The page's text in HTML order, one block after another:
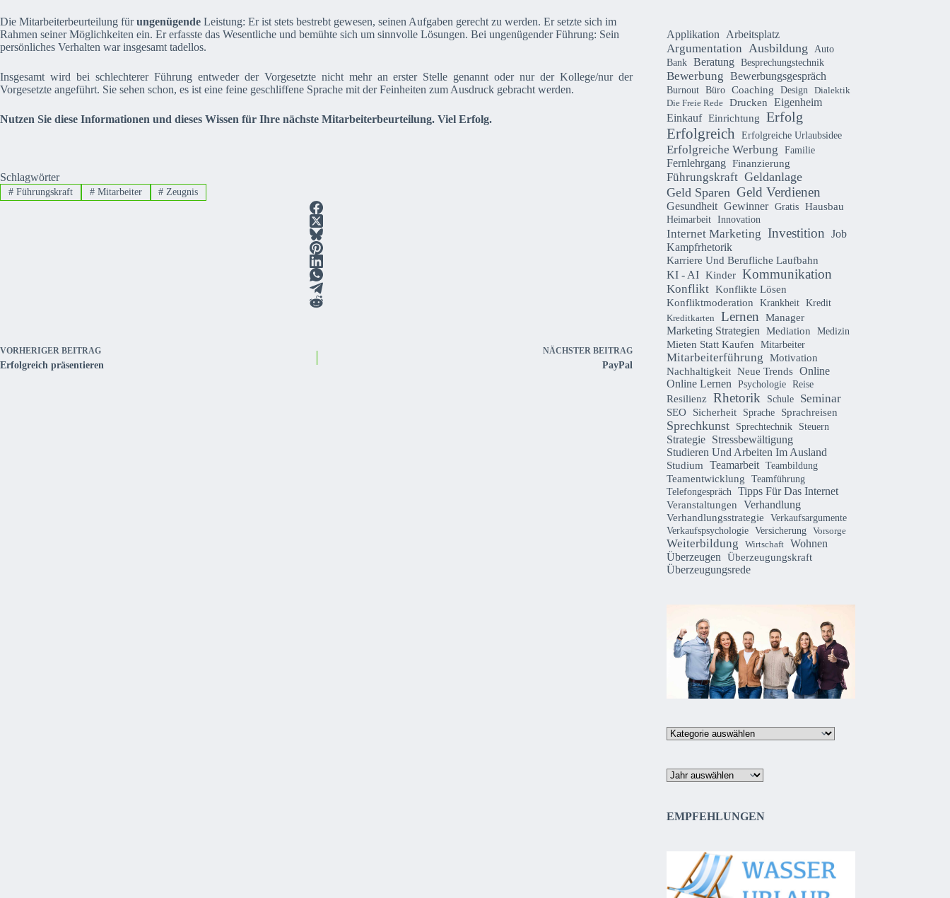
Die Mitarbeiterbeurteilung fürungenügende Leistung: Er ist stets bestrebt gewesen, seinen Aufgaben gerecht zu werden. Er setzte sich im
Rahmen seiner Möglichkeiten ein. Er erfasste das Wesentliche und bemühte sich um sinnvolle Lösungen. Bei ungenügender Führung: Sein
persönliches Verhalten war insgesamt tadellos.
Insgesamt wird bei schlechterer Führung entweder der Vorgesetzte nicht mehr an erster Stelle genannt oder nur der Kollege/nur der
Vorgesetzte angeführt. Sie sehen schon, es ist eine feine geschliffene Sprache mit der Feinheiten zum Ausdruck gebracht werden.
Nutzen Sie diese Informationen und dieses Wissen für Ihre nächste Mitarbeiterbeurteilung. Viel Erfolg.
Schlagwörter
#Führungskraft #Mitarbeiter # Zeugnis
VORHERIGER BEITRAG
Erfolgreich präsentieren
NÄCHSTERBEITRAG
PayPal
Applikation Arbeitsplatz
Argumentation Ausbildung Auto
Bank Beratung Besprechungstechnik
Bewerbung Bewerbungsgespräch
Burnout Büro Coaching Design
Dialektik
Die Freie Rede
Drucken
Eigenheim
Einkauf Einrichtung Erfolg
Erfolgreich Erfolgreiche Urlaubsidee
Erfolgreiche Werbung Familie
Fernlehrgang Finanzierung
Führungskraft Geldanlage
Geld Sparen Geld Verdienen
Gesundheit Gewinner Gratis Hausbau
Heimarbeit Innovation
Internet Marketing Investition Job
Kampfrhetorik
Karriere Und Berufliche Laufbahn
KI - AI Kinder Kommunikation
Konflikt Konflikte Lösen
Konfliktmoderation
Krankheit
Kredit
Kreditkarten
Lernen Manager
Marketing Strategien Mediation
Medizin
Mieten Statt Kaufen
Mitarbeiter
Mitarbeiterführung
Motivation
Nachhaltigkeit Neue Trends Online
Online Lernen
Psychologie Reise
Resilienz Rhetorik Schule Seminar
SEO Sicherheit Sprache Sprachreisen
Sprechkunst Sprechtechnik Steuern
Strategie Stressbewältigung
Studieren Und Arbeiten Im Ausland
Studium Teamarbeit Teambildung
Teamentwicklung Teamführung
Telefongespräch Tipps Für Das Internet
Veranstaltungen Verhandlung
Verhandlungsstrategie
Verkaufsargumente
Verkaufspsychologie Versicherung Vorsorge
Weiterbildung Wirtschaft Wohnen
Überzeugen Überzeugungskraft
Überzeugungsrede
Kategorien
Archiv
EMPFEHLUNGEN